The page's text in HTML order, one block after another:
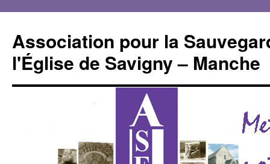
contenu
Association pour la
l'Église de Savigny – Manche